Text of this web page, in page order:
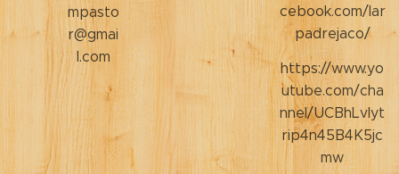
mpasto
r@gmai
l.com
cebook.com/lar
padrejaco/
https://www.yo
utube.com/cha
nnel/UCBhLvIyt
rip4n45B4K5jc
mw